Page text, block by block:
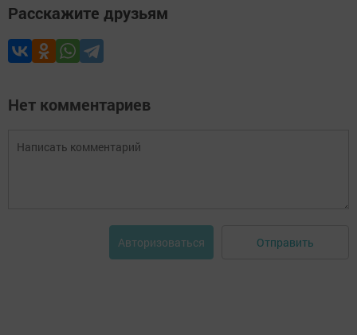
Расскажите друзьям
Нет комментариев
Авторизоваться Отправить